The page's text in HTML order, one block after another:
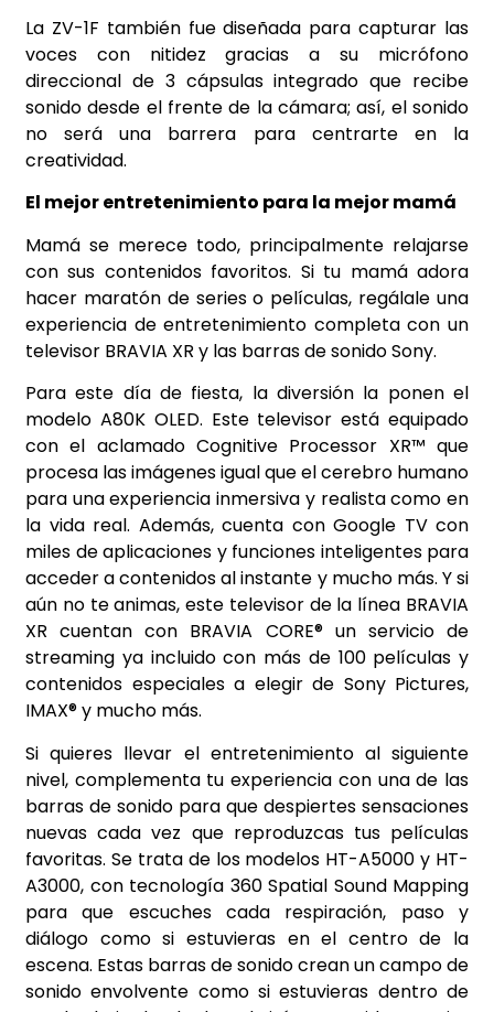
La ZV-1F también fue diseñada para capturar las
voces con nitidez gracias a su micrófono
direccional de 3 cápsulas integrado que recibe
sonido desde el frente de la cámara; así, el sonido
no será una barrera para centrarte en la
creatividad.
El mejor entretenimiento para la mejor mamá
Mamá se merece todo, principalmente relajarse
con sus contenidos favoritos. Si tu mamá adora
hacer maratón de series o películas, regálale una
experiencia de entretenimiento completa con un
televisor BRAVIA XR y las barras de sonido Sony.
Para este día de fiesta, la diversión la ponen el
modelo A80K OLED. Este televisor está equipado
con el aclamado Cognitive Processor XR™ que
procesa las imágenes igual que el cerebro humano
para una experiencia inmersiva y realista como en
la vida real. Además, cuenta con Google TV con
miles de aplicaciones y funciones inteligentes para
acceder a contenidos al instante y mucho más. Y si
aún no te animas, este televisor de la línea BRAVIA
XR cuentan con BRAVIA CORE® un servicio de
streaming ya incluido con más de 100 películas y
contenidos especiales a elegir de Sony Pictures,
IMAX® y mucho más.
Si quieres llevar el entretenimiento al siguiente
nivel, complementa tu experiencia con una de las
barras de sonido para que despiertes sensaciones
nuevas cada vez que reproduzcas tus películas
favoritas. Se trata de los modelos HT-A5000 y HT-
A3000, con tecnología 360 Spatial Sound Mapping
para que escuches cada respiración, paso y
diálogo como si estuvieras en el centro de la
escena. Estas barras de sonido crean un campo de
sonido envolvente como si estuvieras dentro de